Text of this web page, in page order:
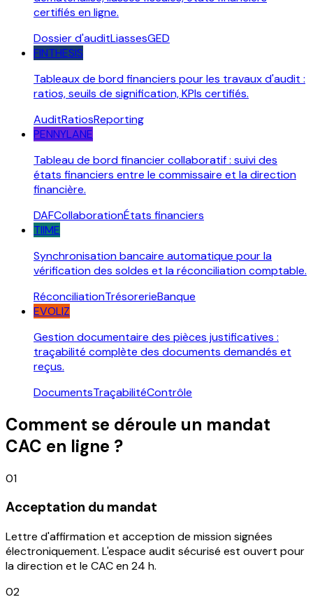
certifiés en ligne.
Dossier d'auditLiassesGED
FINTHESIS
Tableaux de bord financiers pour les travaux d'audit :
ratios, seuils de signification, KPIs certifiés.
AuditRatiosReporting
PENNYLANE
Tableau de bord financier collaboratif : suivi des
états financiers entre le commissaire et la direction
financière.
DAFCollaborationÉtats financiers
TIIME
Synchronisation bancaire automatique pour la
vérification des soldes et la réconciliation comptable.
RéconciliationTrésorerieBanque
EVOLIZ
Gestion documentaire des pièces justificatives :
traçabilité complète des documents demandés et
reçus.
DocumentsTraçabilitéContrôle
Comment se déroule un mandat
CAC en ligne ?
01
Acceptation du mandat
Lettre d'affirmation et acception de mission signées
électroniquement. L'espace audit sécurisé est ouvert pour
la direction et le CAC en 24 h.
02